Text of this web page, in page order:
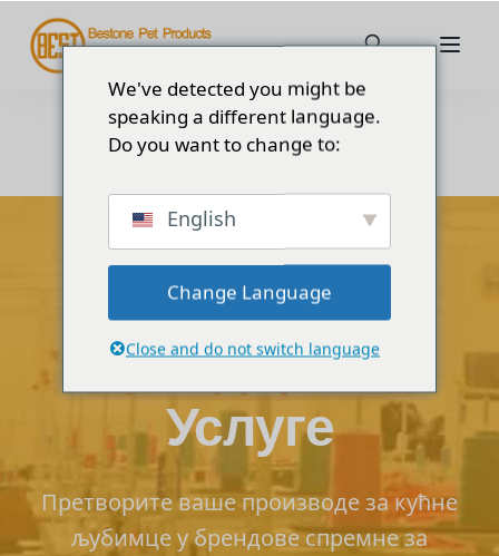
Комплетна решења за брендове
Паковање и
Брендирање
Услуге
Претворите ваше производе за кућне
љубимце у брендове спремне за
We've detected you might be
speaking a different language.
Do you want to change to:
English
Change Language
Close and do not switch language